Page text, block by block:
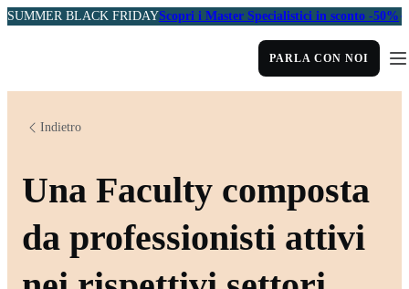
SUMMER BLACK FRIDAYScopri i Master Specialistici in sconto -50%
PARLA CON NOI
Indietro
Una Faculty composta
da professionisti attivi